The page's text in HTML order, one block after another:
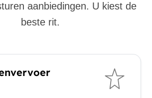
aanbiedingen. U kiest de
beste rit.